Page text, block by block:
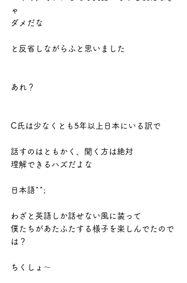
ゃ
ダメだな
と反省しながらふと思いました
あれ？
C氏は少なくとも5年以上日本にいる訳で
話すのはともかく、聞く方は絶対
理解できるハズだよな
日本語^^;
わざと英語しか話せない風に装って
僕たちがあたふたする様子を楽しんでたので
は？
ちくしょ～